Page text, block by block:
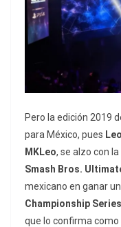
Pero la edición 2019
para México, pues
MKLeo, se alzo con
Smash Bros.
mexicano en ganar
Championship Series
que lo confirma